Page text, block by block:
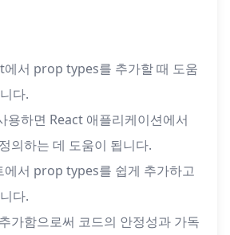
에서 prop types를 추가할 때 도움
다.
하면 React 애플리케이션에서
의하는 데 도움이 됩니다.
에서 prop types를 쉽게 추가하고
다.
가함으로써 코드의 안정성과 가독